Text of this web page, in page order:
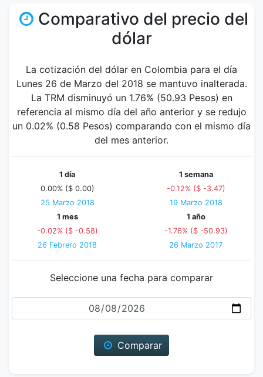
Comparativo del precio del
dólar
La cotización del dólar en Colombia para el día
Lunes 26 de Marzo del 2018 se mantuvo inalterada.
La TRM disminuyó un 1.76% (50.93 Pesos) en
referencia al mismo día del año anterior y se redujo
un 0.02% (0.58 Pesos) comparando con el mismo día
del mes anterior.
1 día
0.00% ($ 0.00)
25 Marzo 2018
1 semana
-0.12% ($ -3.47)
19 Marzo 2018
1 mes
-0.02% ($ -0.58)
26 Febrero 2018
1 año
-1.76% ($ -50.93)
26 Marzo 2017
Seleccione una fecha para comparar
Fecha
Comparar